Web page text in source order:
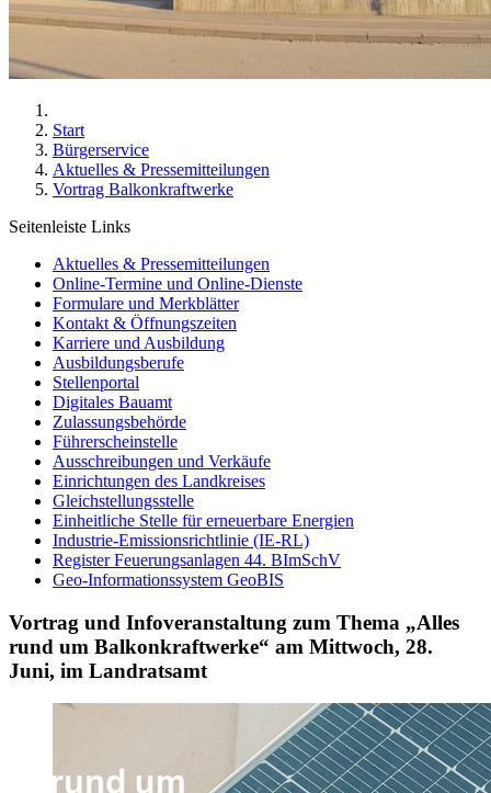
Start
Bürgerservice
Aktuelles & Pressemitteilungen
Vortrag Balkonkraftwerke
Seitenleiste Links
Aktuelles & Pressemitteilungen
Online-Termine und Online-Dienste
Formulare und Merkblätter
Kontakt & Öffnungszeiten
Karriere und Ausbildung
Ausbildungsberufe
Stellenportal
Digitales Bauamt
Zulassungsbehörde
Führerscheinstelle
Ausschreibungen und Verkäufe
Einrichtungen des Landkreises
Gleichstellungsstelle
Einheitliche Stelle für erneuerbare Energien
Industrie-Emissionsrichtlinie (IE-RL)
Register Feuerungsanlagen 44. BImSchV
Geo-Informationssystem GeoBIS
Vortrag und Infoveranstaltung zum Thema „Alles
rund um Balkonkraftwerke“ am Mittwoch, 28.
Juni, im Landratsamt